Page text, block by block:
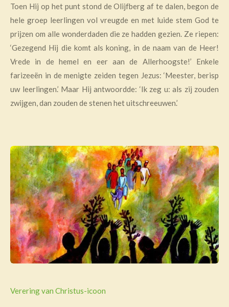
Toen Hij op het punt stond de Olijfberg af te dalen, begon de
hele groep leerlingen vol vreugde en met luide stem God te
prijzen om alle wonderdaden die ze hadden gezien. Ze riepen:
‘Gezegend Hij die komt als koning, in de naam van de Heer!
Vrede in de hemel en eer aan de Allerhoogste!’ Enkele
farizeeën in de menigte zeiden tegen Jezus: ‘Meester, berisp
uw leerlingen.’ Maar Hij antwoordde: ‘Ik zeg u: als zij zouden
zwijgen, dan zouden de stenen het uitschreeuwen.’
Verering van Christus-icoon